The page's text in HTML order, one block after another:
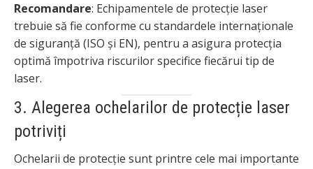
Recomandare: Echipamentele de protecție laser
trebuie să fie conforme cu standardele internaționale
de siguranță (ISO și EN), pentru a asigura protecția
optimă împotriva riscurilor specifice fiecărui tip de
laser.
3. Alegerea ochelarilor de protecție laser
potriviți
Ochelarii de protecție sunt printre cele mai importante